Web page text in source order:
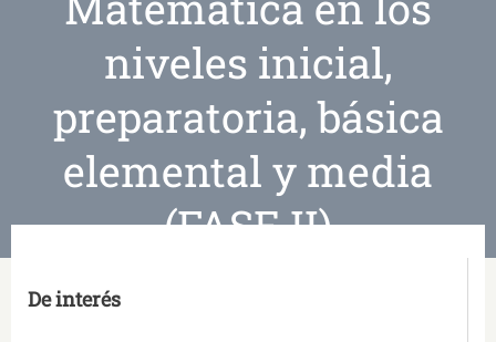
niveles inicial,
preparatoria, básica
elemental y media
(FASE II)
De interés